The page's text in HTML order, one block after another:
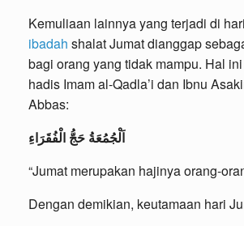
Kemuliaan lainnya yang terjadi di
ibadah shalat Jumat dianggap
bagi orang yang tidak mampu. Hal
hadis Imam al-Qadla’i dan Ibnu
Abbas:
اَلْجُمُعَةُ حَجُّ الْفُقَرَاءِ
“Jumat merupakan hajinya orang-
Dengan demikian, keutamaan hari